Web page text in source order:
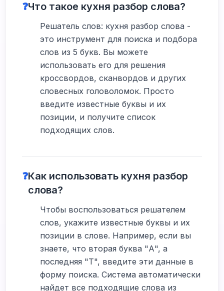
❓Что такое кухня разбор слова?
Решатель слов: кухня разбор слова -
это инструмент для поиска и подбора
слов из 5 букв. Вы можете
использовать его для решения
кроссвордов, сканвордов и других
словесных головоломок. Просто
введите известные буквы и их
позиции, и получите список
подходящих слов.
❓Как использовать кухня разбор
слова?
Чтобы воспользоваться решателем
слов, укажите известные буквы и их
позиции в слове. Например, если вы
знаете, что вторая буква "А", а
последняя "Т", введите эти данные в
форму поиска. Система автоматически
найдет все подходящие слова из